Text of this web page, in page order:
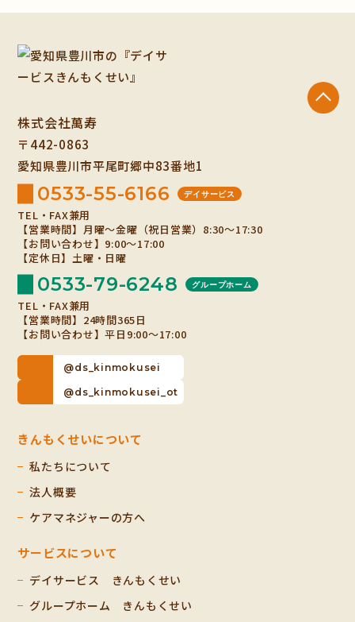
株式会社萬寿
〒442-0863
愛知県豊川市平尾町郷中83番地1
0533-55-6166 デイサービス
TEL・FAX兼用
【営業時間】月曜～金曜（祝日営業）8:30～17:30
【お問い合わせ】9:00～17:00
【定休日】土曜・日曜
0533-79-6248 グループホーム
TEL・FAX兼用
【営業時間】24時間365日
【お問い合わせ】平日9:00～17:00
@ds_kinmokusei
@ds_kinmokusei_ot
きんもくせいについて
私たちについて
法人概要
ケアマネジャーの方へ
サービスについて
デイサービス きんもくせい
グループホーム きんもくせい